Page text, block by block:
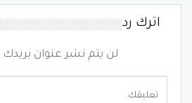
اترك رد
لن يتم نشر عنوان بريدك